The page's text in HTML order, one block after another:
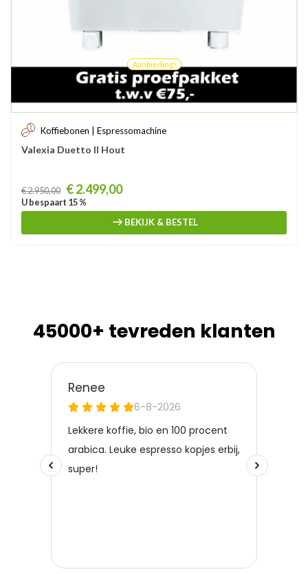
Aanbieding!
Koffiebonen | Espressomachine
Valexia Duetto II Hout
Prijs
€ 2.950,00 € 2.499,00
U bespaart 15 %
BEKIJK & BESTEL
45000+ tevreden klanten